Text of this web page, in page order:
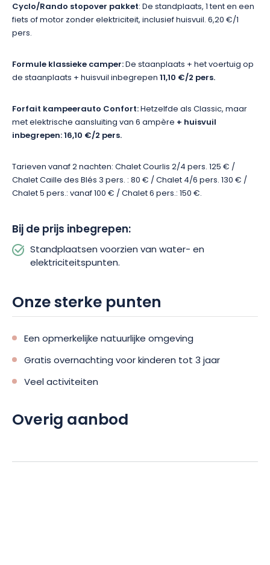
Cyclo/Rando stopover pakket: De standplaats, 1 tent en een
fiets of motor zonder elektriciteit, inclusief huisvuil. 6,20 €/1
pers.
Formule klassieke camper:De staanplaats + het voertuig op
de staanplaats + huisvuil inbegrepen11,10 €/2 pers.
Forfait kampeerauto Confort:Hetzelfde als Classic, maar
met elektrische aansluiting van 6 ampère + huisvuil
inbegrepen: 16,10 €/2 pers.
Tarieven vanaf 2 nachten: Chalet Courlis 2/4 pers. 125 € /
Chalet Caille des Blés 3 pers. : 80 € / Chalet 4/6 pers. 130 € /
Chalet 5 pers.: vanaf 100 € / Chalet 6 pers.: 150 €.
Bij de prijs inbegrepen:
Standplaatsen voorzien van water- en
elektriciteitspunten.
Onze sterke punten
Een opmerkelijke natuurlijke omgeving
Gratis overnachting voor kinderen tot 3 jaar
Veel activiteiten
Overig aanbod